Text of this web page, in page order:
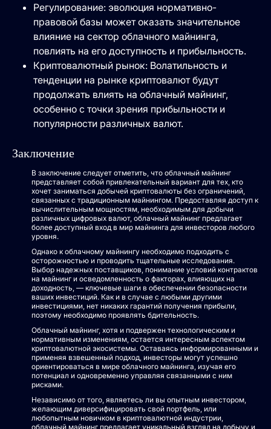
Регулирование: эволюция нормативно-
правовой базы может оказать значительное
влияние на сектор облачного майнинга,
повлиять на его доступность и прибыльность.
Криптовалютный рынок: Волатильность и
тенденции на рынке криптовалют будут
продолжать влиять на облачный майнинг,
особенно с точки зрения прибыльности и
популярности различных валют.
Заключение
В заключение следует отметить, что облачный майнинг
представляет собой привлекательный вариант для тех, кто
хочет заниматься добычей криптовалюты без ограничений,
связанных с традиционным майнингом. Предоставляя доступ к
вычислительным мощностям, необходимым для добычи
различных цифровых валют, облачный майнинг предлагает
более доступный вход в мир майнинга для инвесторов любого
уровня.
Однако к облачному майнингу необходимо подходить с
осторожностью и проводить тщательные исследования.
Выбор надежных поставщиков, понимание условий контрактов
на майнинг и осведомленность о факторах, влияющих на
доходность, — ключевые шаги в обеспечении безопасности
ваших инвестиций. Как и в случае с любыми другими
инвестициями, нет никаких гарантий получения прибыли,
поэтому необходимо проявлять бдительность.
Облачный майнинг, хотя и подвержен технологическим и
нормативным изменениям, остается интересным аспектом
криптовалютной экосистемы. Оставаясь информированными и
применяя взвешенный подход, инвесторы могут успешно
ориентироваться в мире облачного майнинга, изучая его
потенциал и одновременно управляя связанными с ним
рисками.
Независимо от того, являетесь ли вы опытным инвестором,
желающим диверсифицировать свой портфель, или
любопытным новичком в криптовалютной индустрии,
облачный майнинг предлагает уникальный взгляд на добычу и